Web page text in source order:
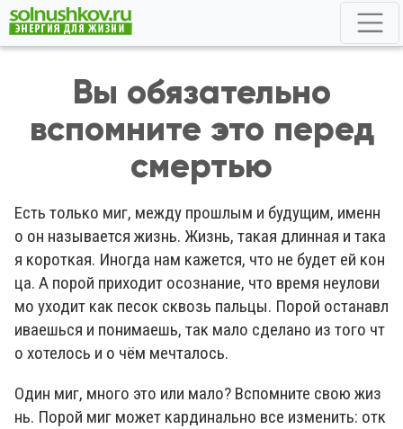
Вы обязательно
вспомните это перед
смертью
Есть только миг, между прошлым и будущим, именн
о он называется жизнь. Жизнь, такая длинная и така
я короткая. Иногда нам кажется, что не будет ей кон
ца. А порой приходит осознание, что время неулови
мо уходит как песок сквозь пальцы. Порой останавл
иваешься и понимаешь, так мало сделано из того чт
о хотелось и о чём мечталось.
Один миг, много это или мало? Вспомните свою жиз
нь. Порой миг может кардинально все изменить: отк